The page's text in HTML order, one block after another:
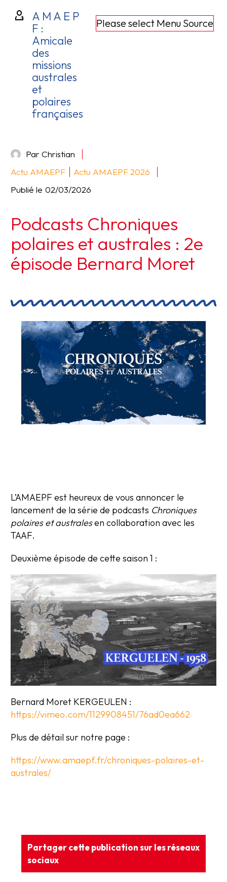
Please select Menu Source
A M A E P
F :
Amicale
des
missions
australes
et
polaires
françaises
Par Christian
Actu AMAEPF
Actu AMAEPF 2026
Publié le 02/03/2026
Podcasts Chroniques
polaires et australes : 2e
épisode Bernard Moret
L’AMAEPF est heureux de vous annoncer le
lancement de la série de podcasts Chroniques
polaires et australesen collaboration avec les
TAAF.
Deuxième épisode de cette saison 1 :
Bernard Moret KERGEULEN :
https://vimeo.com/1129908451/76ad0ea662
Plus de détail sur notre page :
https://www.amaepf.fr/chroniques-polaires-et-
australes/
Partager cette publication sur les réseaux
sociaux